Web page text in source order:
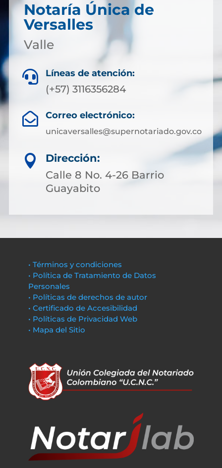
Notaría Única de
Versalles
Valle
 Líneas de atención:
(+57) 3116356284
 Correo electrónico:
unicaversalles@supernotariado.gov.co

Dirección:
Calle 8 No. 4-26 Barrio
Guayabito
• Términos y condiciones
• Política de Tratamiento de Datos
Personales
• Políticas de derechos de autor
• Certificado de Accesibilidad
• Políticas de Privacidad Web
• Mapa del Sitio